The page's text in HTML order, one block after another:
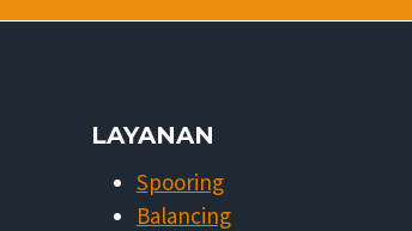
LAYANAN
Spooring
Balancing